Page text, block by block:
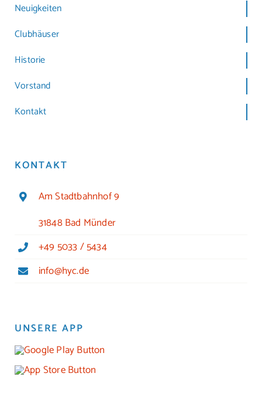
Neuigkeiten
Clubhäuser
Historie
Vorstand
Kontakt
KONTAKT
Am Stadtbahnhof 9
31848 Bad Münder
+49 5033 / 5434
info@hyc.de
UNSERE APP